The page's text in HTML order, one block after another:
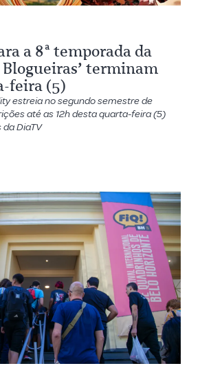
a 8ª temporada da
Blogueiras’ terminam
feira (5)
estreia no segundo semestre de
até as 12h desta quarta-feira (5)
DiaTV